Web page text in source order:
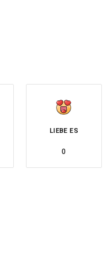
LIEBE ES
0